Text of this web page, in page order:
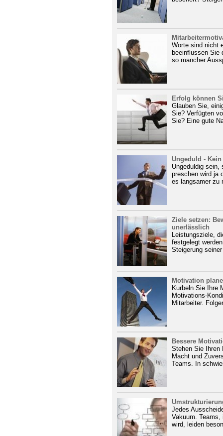
Worte sind nicht
beeinflussen Sie
so mancher
Erfolg können
Glauben Sie,
Sie? Verfügten
Sie? Eine gute
Ungeduld -
Ungeduldig sein,
preschen wird ja
es langsamer zu
Ziele setzen:
unerlässlich
Leistungsziele,
festgelegt
Steigerung
Motivation
Kurbeln Sie Ihre
Motivations-
Mitarbeiter.
Bessere
Stehen Sie Ihren
Macht und
Teams. In
Jedes
Vakuum. Teams,
wird, leiden